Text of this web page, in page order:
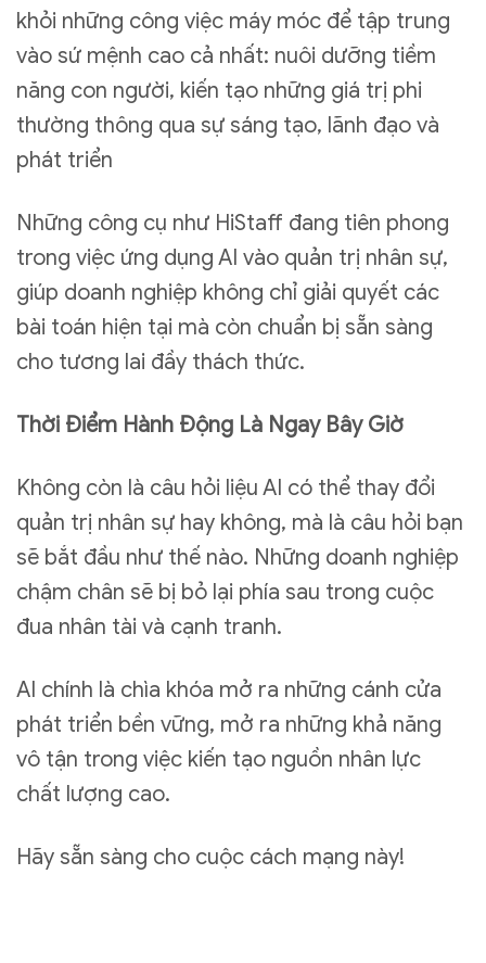
khỏi những công việc máy móc để tập trung
vào sứ mệnh cao cả nhất: nuôi dưỡng tiềm
năng con người, kiến tạo những giá trị phi
thường thông qua sự sáng tạo, lãnh đạo và
phát triển
Những công cụ như HiStaff đang tiên phong
trong việc ứng dụng AI vào quản trị nhân sự,
giúp doanh nghiệp không chỉ giải quyết các
bài toán hiện tại mà còn chuẩn bị sẵn sàng
cho tương lai đầy thách thức.
Thời Điểm Hành Động Là Ngay Bây Giờ
Không còn là câu hỏi liệu AI có thể thay đổi
quản trị nhân sự hay không, mà là câu hỏi bạn
sẽ bắt đầu như thế nào. Những doanh nghiệp
chậm chân sẽ bị bỏ lại phía sau trong cuộc
đua nhân tài và cạnh tranh.
AI chính là chìa khóa mở ra những cánh cửa
phát triển bền vững, mở ra những khả năng
vô tận trong việc kiến tạo nguồn nhân lực
chất lượng cao.
Hãy sẵn sàng cho cuộc cách mạng này!